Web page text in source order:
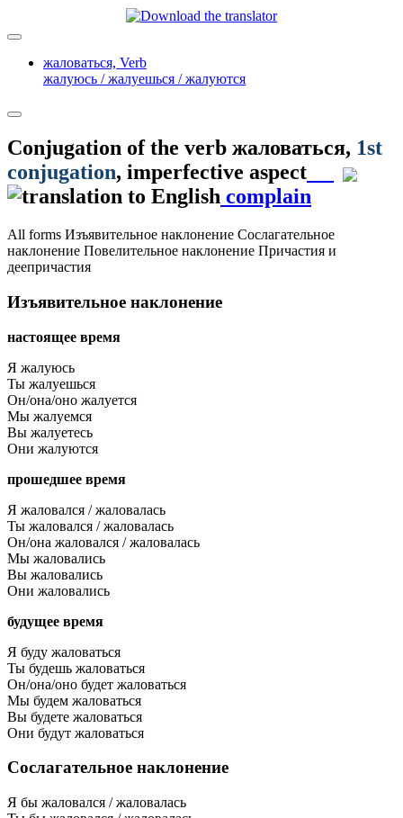
жаловаться, Verb
жалуюсь / жалуешься / жалуются
Conjugation of the verb жаловаться, 1st
conjugation, imperfective aspect
complain
All forms Изъявительное наклонение Сослагательное
наклонение Повелительное наклонение Причастия и
деепричастия
Изъявительное наклонение
настоящее время
Я жалуюсь
Ты жалуешься
Он/она/оно жалуется
Мы жалуемся
Вы жалуетесь
Они жалуются
прошедшее время
Я жаловался / жаловалась
Ты жаловался / жаловалась
Он/она жаловался / жаловалась
Мы жаловались
Вы жаловались
Они жаловались
будущее время
Я буду жаловаться
Ты будешь жаловаться
Он/она/оно будет жаловаться
Мы будем жаловаться
Вы будете жаловаться
Они будут жаловаться
Сослагательное наклонение
Я бы жаловался / жаловалась